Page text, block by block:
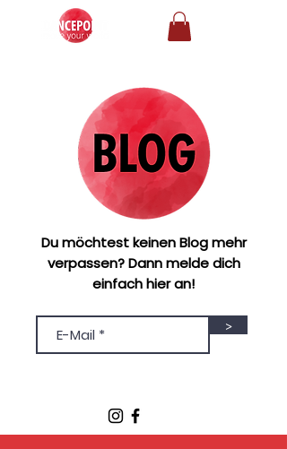
Du möchtest keinen Blog mehr
verpassen? Dann melde dich
einfach hier an!
>